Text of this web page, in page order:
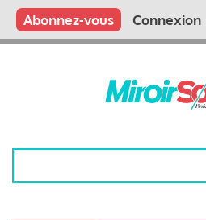
Aller
contenu
Main
Qui sommes nous ?
Vous publiez
Nous publions
Contactez-nous
Abonnez-vous Connexion